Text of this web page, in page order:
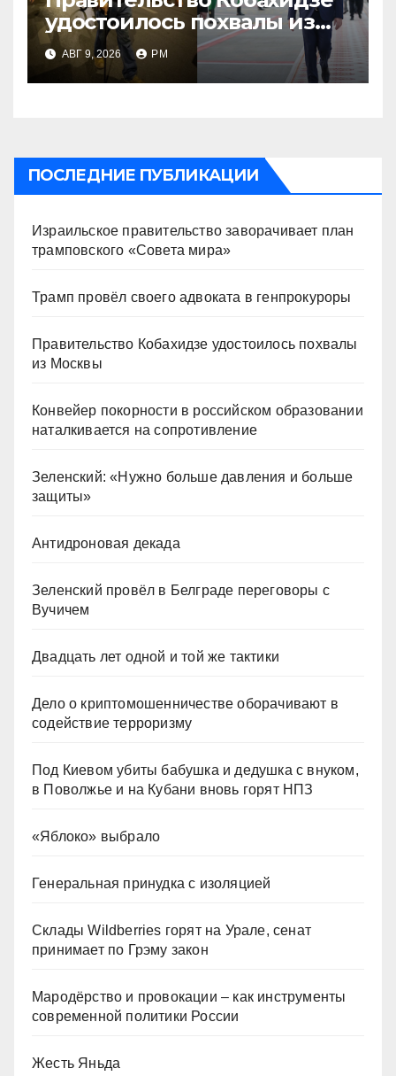
удостоилось похвалы из
Москвы
АВГ 9, 2026 РМ
ПОСЛЕДНИЕ ПУБЛИКАЦИИ
Израильское правительство заворачивает план
трамповского «Совета мира»
Трамп провёл своего адвоката в генпрокуроры
Правительство Кобахидзе удостоилось похвалы
из Москвы
Конвейер покорности в российском образовании
наталкивается на сопротивление
Зеленский: «Нужно больше давления и больше
защиты»
Антидроновая декада
Зеленский провёл в Белграде переговоры с
Вучичем
Двадцать лет одной и той же тактики
Дело о криптомошенничестве оборачивают в
содействие терроризму
Под Киевом убиты бабушка и дедушка с внуком,
в Поволжье и на Кубани вновь горят НПЗ
«Яблоко» выбрало
Генеральная принудка с изоляцией
Склады Wildberries горят на Урале, сенат
принимает по Грэму закон
Мародёрство и провокации – как инструменты
современной политики России
Жесть Яньда